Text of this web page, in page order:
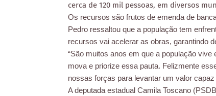
cerca de 120 mil pessoas, em diversos
Os recursos são frutos de emenda de
Pedro ressaltou que a população tem
recursos vai acelerar as obras, garantindo
“São muitos anos em que a população
mova e priorize essa pauta. Felizmente
nossas forças para levantar um valor
A deputada estadual Camila Toscano